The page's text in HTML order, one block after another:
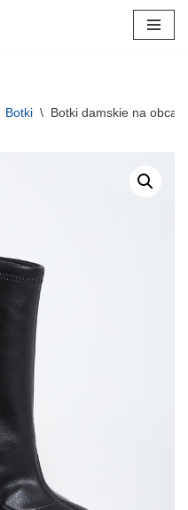
Botki \ Botki damskie na